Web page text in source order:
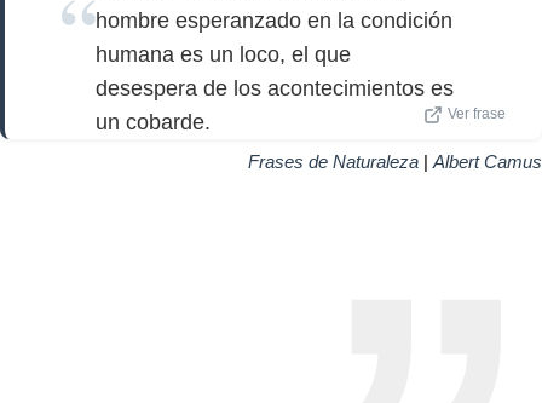
hombre esperanzado en la condición
humana es un loco, el que
desespera de los acontecimientos es
un cobarde.
Ver frase
Frases de Naturaleza | Albert Camus